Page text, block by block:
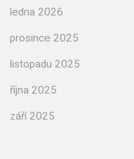
ledna 2026
prosince 2025
listopadu 2025
října 2025
září 2025